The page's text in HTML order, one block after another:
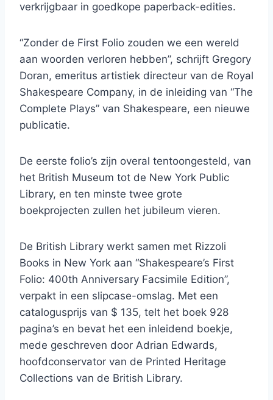
verkrijgbaar in goedkope paperback-edities.
“Zonder de First Folio zouden we een wereld
aan woorden verloren hebben”, schrijft Gregory
Doran, emeritus artistiek directeur van de Royal
Shakespeare Company, in de inleiding van “The
Complete Plays” van Shakespeare, een nieuwe
publicatie.
De eerste folio’s zijn overal tentoongesteld, van
het British Museum tot de New York Public
Library, en ten minste twee grote
boekprojecten zullen het jubileum vieren.
De British Library werkt samen met Rizzoli
Books in New York aan “Shakespeare’s First
Folio: 400th Anniversary Facsimile Edition”,
verpakt in een slipcase-omslag. Met een
catalogusprijs van $ 135, telt het boek 928
pagina’s en bevat het een inleidend boekje,
mede geschreven door Adrian Edwards,
hoofdconservator van de Printed Heritage
Collections van de British Library.